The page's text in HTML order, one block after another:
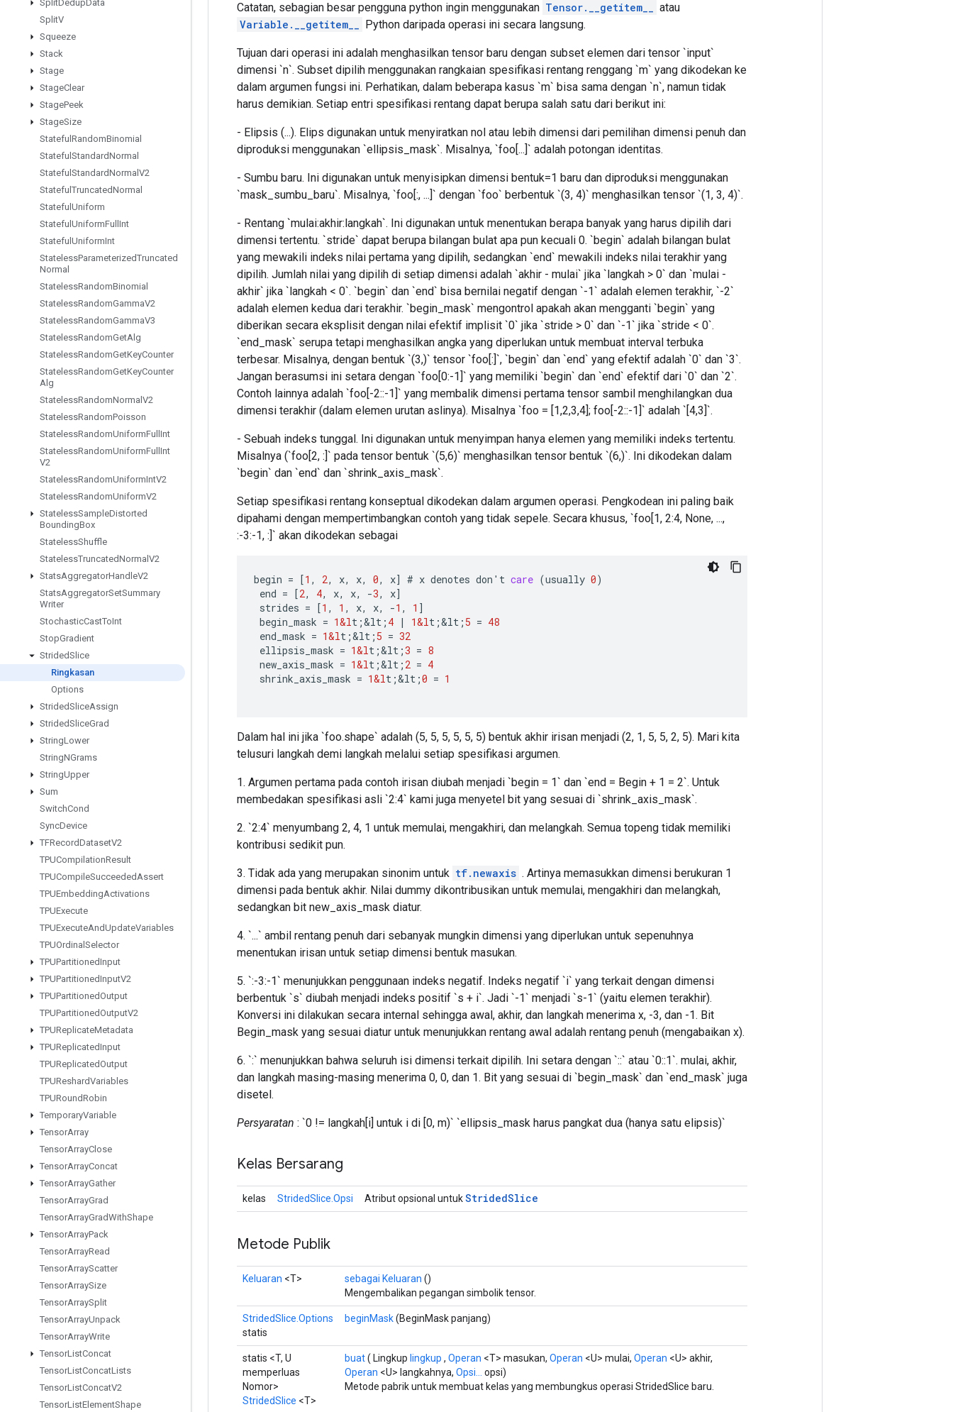
SplitDedupData
SplitV
Squeeze
Stack
Stage
StageClear
StagePeek
StageSize
Stateful RandomBinomial
Stateful StandardNormal
Stateful StandardNormal V2
Stateful TruncatedNormal
Stateful Uniform
Stateful UniformFull Int
Stateful UniformInt
StatelessParameterizedTruncated
Normal
StatelessRandomBinomial
StatelessRandomGammaV2
StatelessRandomGammaV3
StatelessRandomGetAlg
StatelessRandomGetKeyCounter
StatelessRandomGetKeyCounter
Alg
StatelessRandomNormal V2
StatelessRandomPoisson
StatelessRandomUniformFull Int
StatelessRandomUniformFull Int
V2
StatelessRandomUniformIntV2
StatelessRandomUniformV2
StatelessSampleDistorted
BoundingBox
StatelessShuffle
StatelessTruncatedNormal V2
StatsAggregatorHandleV2
StatsAggregatorSetSummary
Writer
StochasticCastToInt
StopGradient
StridedSlice
Ringkasan
Options
StridedSliceAssign
StridedSliceGrad
StringLower
StringNGrams
StringUpper
Sum
SwitchCond
SyncDevice
TFRecordDatasetV2
TPUCompilationResult
TPUCompileSucceededAssert
TPUEmbeddingActivations
TPUExecute
TPUExecuteAndUpdateVariables
TPUOrdinal Selector
TPUPartitionedInput
TPUPartitionedInputV2
TPUPartitionedOutput
TPUPartitionedOutputV2
TPUReplicateMetadata
TPUReplicatedInput
TPUReplicatedOutput
TPUReshardVariables
TPURoundRobin
TemporaryVariable
TensorArray
TensorArrayClose
TensorArrayConcat
TensorArrayGather
TensorArrayGrad
TensorArrayGradWithShape
TensorArrayPack
TensorArrayRead
TensorArrayScatter
TensorArraySize
TensorArraySplit
TensorArrayUnpack
TensorArrayWrite
TensorListConcat
TensorListConcatLists
TensorListConcatV2
TensorListElementShape
Catatan, sebagian besar pengguna python ingin menggunakan Tensor.__getitem__ atau
Variable.__getitem__ Python daripada operasi ini secara langsung.
Tujuan dari operasi ini adalah menghasilkan tensor baru dengan subset elemen dari tensor `input`
dimensi `n`. Subset dipilih menggunakan rangkaian spesifikasi rentang renggang `m` yang dikodekan ke
dalam argumen fungsi ini. Perhatikan, dalam beberapa kasus `m` bisa sama dengan `n`, namun tidak
harus demikian. Setiap entri spesifikasi rentang dapat berupa salah satu dari berikut ini:
- Elipsis (...). Elips digunakan untuk menyiratkan nol atau lebih dimensi dari pemilihan dimensi penuh dan
diproduksi menggunakan `ellipsis_mask`. Misalnya, `foo[...]` adalah potongan identitas.
- Sumbu baru. Ini digunakan untuk menyisipkan dimensi bentuk=1 baru dan diproduksi menggunakan
`mask_sumbu_baru`. Misalnya, `foo[:, ...]` dengan `foo` berbentuk `(3, 4)` menghasilkan tensor `(1, 3, 4)`.
- Rentang `mulai:akhir:langkah`. Ini digunakan untuk menentukan berapa banyak yang harus dipilih dari
dimensi tertentu. `stride` dapat berupa bilangan bulat apa pun kecuali 0. `begin` adalah bilangan bulat
yang mewakili indeks nilai pertama yang dipilih, sedangkan `end` mewakili indeks nilai terakhir yang
dipilih. Jumlah nilai yang dipilih di setiap dimensi adalah `akhir - mulai` jika `langkah > 0` dan `mulai -
akhir` jika `langkah < 0`. `begin` dan `end` bisa bernilai negatif dengan `-1` adalah elemen terakhir, `-2`
adalah elemen kedua dari terakhir. `begin_mask` mengontrol apakah akan mengganti `begin` yang
diberikan secara eksplisit dengan nilai efektif implisit `0` jika `stride > 0` dan `-1` jika `stride < 0`.
`end_mask` serupa tetapi menghasilkan angka yang diperlukan untuk membuat interval terbuka
terbesar. Misalnya, dengan bentuk `(3,)` tensor `foo[:]`, `begin` dan `end` yang efektif adalah `0` dan `3`.
Jangan berasumsi ini setara dengan `foo[0:-1]` yang memiliki `begin` dan `end` efektif dari `0` dan `2`.
Contoh lainnya adalah `foo[-2::-1]` yang membalik dimensi pertama tensor sambil menghilangkan dua
dimensi terakhir (dalam elemen urutan aslinya). Misalnya `foo = [1,2,3,4]; foo[-2::-1]` adalah `[4,3]`.
- Sebuah indeks tunggal. Ini digunakan untuk menyimpan hanya elemen yang memiliki indeks tertentu.
Misalnya (`foo[2, :]` pada tensor bentuk `(5,6)` menghasilkan tensor bentuk `(6,)`. Ini dikodekan dalam
`begin` dan `end` dan `shrink_axis_mask`.
Setiap spesifikasi rentang konseptual dikodekan dalam argumen operasi. Pengkodean ini paling baik
dipahami dengan mempertimbangkan contoh yang tidak sepele. Secara khusus, `foo[1, 2:4, None, ...,
:-3:-1, :]` akan dikodekan sebagai
begin = [1 , 2, x, x, 0, x] # x denotes don ' t care (usually 0)
end = [2, 4, x, x, -3, x]
strides = [1 , 1 , x, x, -1 , 1 ]
begin_mask = 1&lt ;&lt ; 4 | 1&lt ;&lt ; 5 = 48
end_mask = 1&lt ;&lt ; 5 = 32
ellipsis_mask = 1&lt ;&lt ;3 = 8
new_axis_mask = 1&lt ;&lt ; 2 = 4
shrink_axis_mask = 1&lt ;&lt ;0 = 1
Dalam hal ini jika `foo.shape` adalah (5, 5, 5, 5, 5, 5) bentuk akhir irisan menjadi (2, 1, 5, 5, 2, 5). Mari kita
telusuri langkah demi langkah melalui setiap spesifikasi argumen.
1. Argumen pertama pada contoh irisan diubah menjadi `begin = 1` dan `end = Begin + 1 = 2`. Untuk
membedakan spesifikasi asli `2:4` kami juga menyetel bit yang sesuai di `shrink_axis_mask`.
2. `2:4` menyumbang 2, 4, 1 untuk memulai, mengakhiri, dan melangkah. Semua topeng tidak memiliki
kontribusi sedikit pun.
3. Tidak ada yang merupakan sinonim untuk tf.newaxis . Artinya memasukkan dimensi berukuran 1
dimensi pada bentuk akhir. Nilai dummy dikontribusikan untuk memulai, mengakhiri dan melangkah,
sedangkan bit new_axis_mask diatur.
4. `...` ambil rentang penuh dari sebanyak mungkin dimensi yang diperlukan untuk sepenuhnya
menentukan irisan untuk setiap dimensi bentuk masukan.
5. `:-3:-1` menunjukkan penggunaan indeks negatif. Indeks negatif `i` yang terkait dengan dimensi
berbentuk `s` diubah menjadi indeks positif `s + i`. Jadi `-1` menjadi `s-1` (yaitu elemen terakhir).
Konversi ini dilakukan secara internal sehingga awal, akhir, dan langkah menerima x, -3, dan -1. Bit
Begin_mask yang sesuai diatur untuk menunjukkan rentang awal adalah rentang penuh (mengabaikan x).
6. `:` menunjukkan bahwa seluruh isi dimensi terkait dipilih. Ini setara dengan `::` atau `0::1`. mulai, akhir,
dan langkah masing-masing menerima 0, 0, dan 1. Bit yang sesuai di `begin_mask` dan `end_mask` juga
disetel.
Persyaratan : `0 != langkah[i] untuk i di [0, m)` `ellipsis_mask harus pangkat dua (hanya satu elipsis)`
Kelas Bersarang
kelas StridedSlice.Opsi Atribut opsional untukStridedSlice
Metode Publik
Keluaran <T> sebagai Keluaran ()
Mengembalikan pegangan simbolik tensor.
StridedSlice.Options
statis
beginMask(BeginMask panjang)
statis <T, U
memperluas
Nomor>
StridedSlice <T>
buat( Lingkup lingkup , Operan <T> masukan, Operan <U> mulai, Operan <U> akhir,
Operan <U> langkahnya, Opsi...
opsi)
Metode pabrik untuk membuat kelas yang membungkus operasi StridedSlice baru.